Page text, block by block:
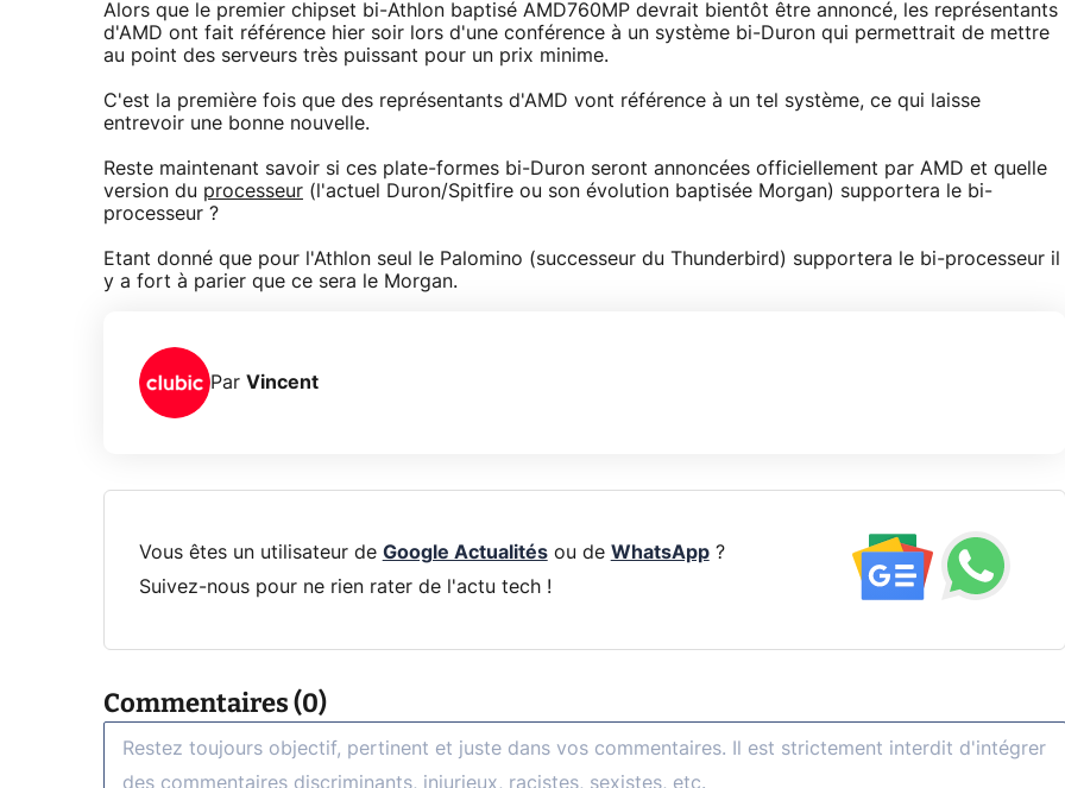
Alors que le premier chipset bi-Athlon baptisé AMD760MP devrait bientôt être annoncé, les représentants
d'AMD ont fait référence hier soir lors d'une conférence à un système bi-Duron qui permettrait de mettre
au point des serveurs très puissant pour un prix minime.
C'est la première fois que des représentants d'AMD vont référence à un tel système, ce qui laisse
entrevoir une bonne nouvelle.
Reste maintenant savoir si ces plate-formes bi-Duron seront annoncées officiellement par AMD et quelle
version du processeur (l'actuel Duron/Spitfire ou son évolution baptisée Morgan) supportera le bi-
processeur ?
Etant donné que pour l'Athlon seul le Palomino (successeur du Thunderbird) supportera le bi-processeur il
y a fort à parier que ce sera le Morgan.
Par Vincent
Vous êtes un utilisateur de Google Actualitésou de WhatsApp?
Suivez-nous pour ne rien rater de l'actu tech !
Commentaires (0)